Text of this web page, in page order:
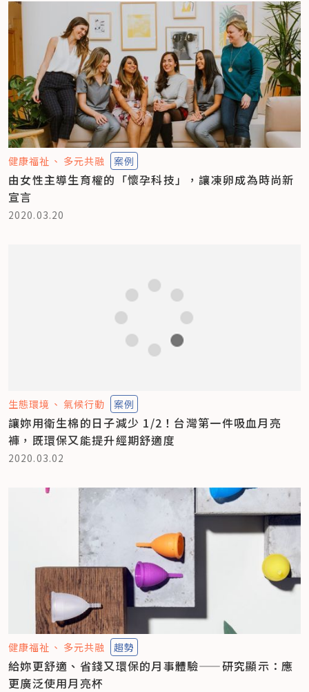
健康福祉 多元共融 案例
由女性主導生育權的「懷孕科技」，讓凍卵成為時尚新
宣言
2020.03.20
生態環境 氣候行動 案例
讓妳用衛生棉的日子減少 1/2！台灣第一件吸血月亮
褲，既環保又能提升經期舒適度
2020.03.02
健康福祉 多元共融 趨勢
給妳更舒適、省錢又環保的月事體驗——研究顯示：應
更廣泛使用月亮杯